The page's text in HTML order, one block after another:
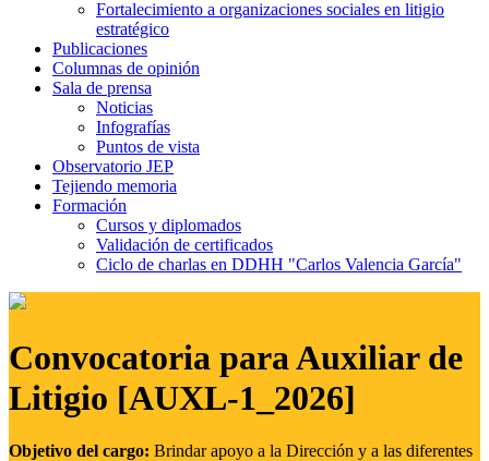
Fortalecimiento a organizaciones sociales en litigio
estratégico
Publicaciones
Columnas de opinión
Sala de prensa
Noticias
Infografías
Puntos de vista
Observatorio JEP
Tejiendo memoria
Formación
Cursos y diplomados
Validación de certificados
Ciclo de charlas en DDHH "Carlos Valencia García"
Convocatoria para Auxiliar de
Litigio [AUXL-1_2026]
Objetivo del cargo: Brindar apoyo a la Dirección y a las diferentes